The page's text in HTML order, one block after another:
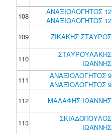
108
ΑΝΑΞΙΟΛΟΓΗΤΟΣ 12
ΑΝΑΞΙΟΛΟΓΗΤΟΣ 12
109
ΖΙΚΑΚΗΣ ΣΤΑΥΡΟΣ
110
ΣΤΑΥΡΟΥΛΑΚΗΣ
ΙΩΑΝΝΗΣ
111
ΑΝΑΞΙΟΛΟΓΗΤΟΣ 9
ΑΝΑΞΙΟΛΟΓΗΤΟΣ 9
112
ΜΑΛΑΦΗΣ ΙΩΑΝΝΗΣ
113
ΣΚΙΑΔΟΠΟΥΛΟΣ
ΙΩΑΝΝΗΣ